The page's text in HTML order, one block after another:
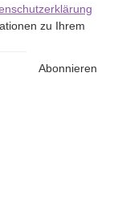
zu Ihrem
Abonnieren